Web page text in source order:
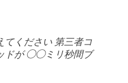
てください 第三者コ
ドが ◯◯ミリ秒間ブ